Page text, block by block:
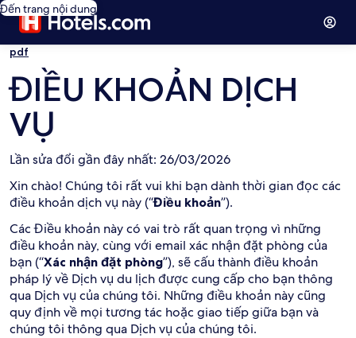
Đến trang nội dung
pdf
ĐIỀU KHOẢN DỊCH
VỤ
Lần sửa đổi gần đây nhất: 26/03/2026
Xin chào! Chúng tôi rất vui khi bạn dành thời gian đọc các
điều khoản dịch vụ này (“Điều khoản”).
Các Điều khoản này có vai trò rất quan trọng vì những
điều khoản này, cùng với email xác nhận đặt phòng của
bạn (“Xác nhận đặt phòng”), sẽ cấu thành điều khoản
pháp lý về Dịch vụ du lịch được cung cấp cho bạn thông
qua Dịch vụ của chúng tôi. Những điều khoản này cũng
quy định về mọi tương tác hoặc giao tiếp giữa bạn và
chúng tôi thông qua Dịch vụ của chúng tôi.